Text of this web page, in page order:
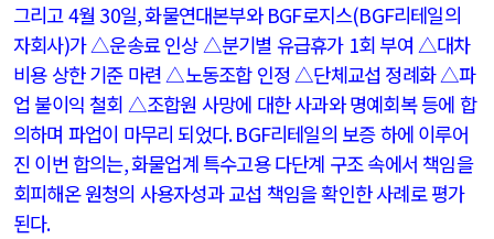
그리고4월 30일,화물연대본부와BGF로지스(BGF리테일의
자회사)가 △운송료 인상 △분기별 유급휴가 1회 부여 △대차
비용 상한 기준 마련 △노동조합 인정 △단체교섭 정례화 △파
업 불이익 철회 △조합원 사망에 대한 사과와 명예회복 등에 합
의하며 파업이 마무리 되었다. BGF리테일의 보증 하에 이루어
진 이번 합의는,화물업계 특수고용 다단계 구조 속에서 책임을
회피해온 원청의 사용자성과 교섭 책임을 확인한 사례로 평가
된다.